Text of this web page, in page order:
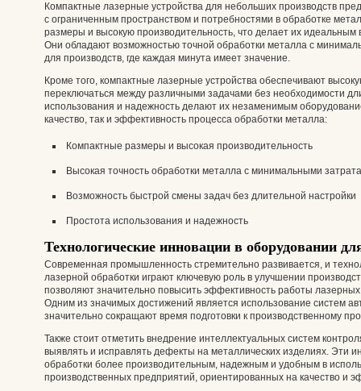
Компактные лазерные устройства для небольших производств
с ограниченным пространством и потребностями в обработке
размеры и высокую производительность, что делает их
Они обладают возможностью точной обработки металла с
для производств, где каждая минута имеет значение.
Кроме того, компактные лазерные устройства обеспечивают
переключаться между различными задачами без необходимости
использования и надежность делают их незаменимым
качество, так и эффективность процесса обработки металла:
Компактные размеры и высокая производительность
Высокая точность обработки металла с минимальными
Возможность быстрой смены задач без длительной настройки
Простота использования и надежность
Технологические инновации в оборудовании
Современная промышленность стремительно развивается, и
лазерной обработки играют ключевую роль в улучшении
позволяют значительно повысить эффективность работы
Одним из значимых достижений является использование систем
значительно сокращают время подготовки к производственному
Также стоит отметить внедрение интеллектуальных систем
выявлять и исправлять дефекты на металлических изделиях. Эти
обработки более производительным, надежным и удобным в
производственных предприятий, ориентированных на качество и